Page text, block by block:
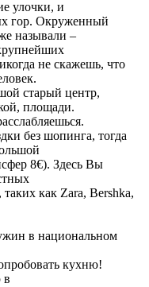
улочки, и
гор. Окруженный
называли –
не скажешь, что
старый центр,
площади.
без шопинга, тогда
8€). Здесь Вы
как Zara, Bershka,
в национальном
кухню!
в